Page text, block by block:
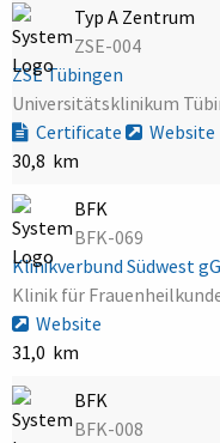
Typ A Zentrum
ZSE-004
ZSE Tübingen
Universitätsklinikum
Certificate
Website
30,8 km
BFK
BFK-069
Klinikverbund Südwest
Klinik für
Website
31,0 km
BFK
BFK-008